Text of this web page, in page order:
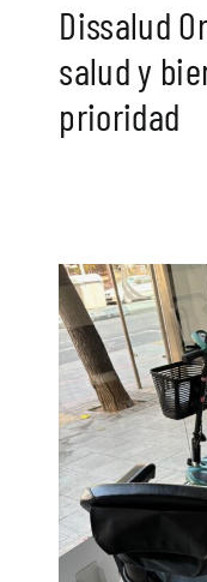
Dissalud
salud y
prioridad